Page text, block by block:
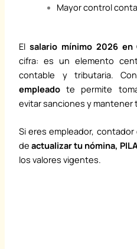
Mayor control
Elsalario mínimo 2026 en
cifra: es un elemento
contable y tributaria.
empleado te permite
evitar sanciones y mantener
Si eres empleador,
deactualizar tu nómina,
los valores vigentes.